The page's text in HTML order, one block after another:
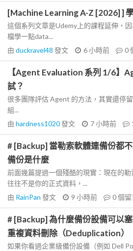
[Machine Learning A-Z [2026] ]
這個系列文章是Udemy上的課程延伸，
檔學一點data...
由 duckravel48 發文 6 小時前 0
【Agent Evaluation 系列 1/6】
試？
很多團隊評估 Agent 的方法，其實還停
組...
由 hardness1020發文 7 小時前
# [Backup] 當勒索軟體連備份都
備份是什麼
前面幾篇提過一個殘酷的現實：現在的
往往不是你的正式資料，...
由 RainPan 發文 9 小時前 0個留
# [Backup] 為什麼備份設備可以
重複資料刪除（Deduplication）
如果你看過企業級備份設備（例如 Dell